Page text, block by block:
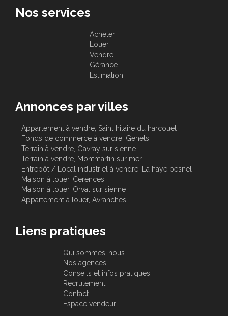
Nos services
Acheter
Louer
Vendre
Gérance
Estimation
Annonces par villes
Appartement à vendre, Saint hilaire du harcouet
Fonds de commerce à vendre, Genets
Terrain à vendre, Gavray sur sienne
Terrain à vendre, Montmartin sur mer
Entrepôt / Local industriel à vendre, La haye pesnel
Maison à louer, Cerences
Maison à louer, Orval sur sienne
Appartement à louer, Avranches
Liens pratiques
Qui sommes-nous
Nos agences
Conseils et infos pratiques
Recrutement
Contact
Espace vendeur